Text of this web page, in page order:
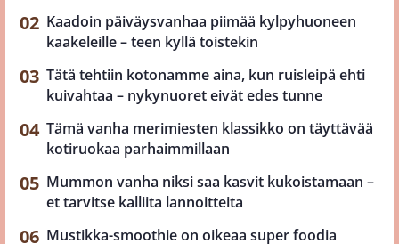
Kaadoin päiväysvanhaa piimää kylpyhuoneen
kaakeleille – teen kyllä toistekin
Tätä tehtiin kotonamme aina, kun ruisleipä ehti
kuivahtaa – nykynuoret eivät edes tunne
Tämä vanha merimiesten klassikko on täyttävää
kotiruokaa parhaimmillaan
Mummon vanha niksi saa kasvit kukoistamaan –
et tarvitse kalliita lannoitteita
Mustikka-smoothie on oikeaa super foodia